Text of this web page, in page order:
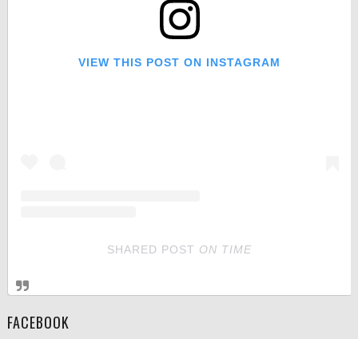
VIEW THIS POST ON INSTAGRAM
SHARED POST ON TIME
FACEBOOK